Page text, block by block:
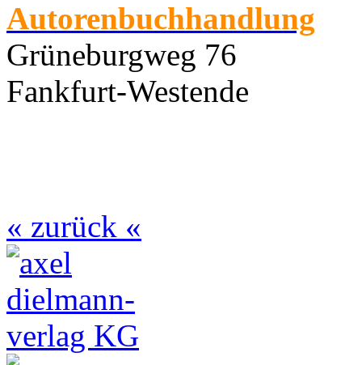
Autorenbuchhandlung
Grüneburgweg 76
Fankfurt-Westende
« zurück «